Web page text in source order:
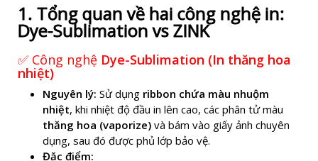
1. Tổng quan về hai công nghệ in:
Dye-Sublimation vs ZINK
✅ Công nghệ Dye-Sublimation (In thăng hoa
nhiệt)
Nguyên lý: Sử dụng ribbon chứa màu nhuộm
nhiệt, khi nhiệt độ đầu in lên cao, các phân tử màu
thăng hoa (vaporize) và bám vào giấy ảnh chuyên
dụng, sau đó được phủ lớp bảo vệ.
Đặc điểm: